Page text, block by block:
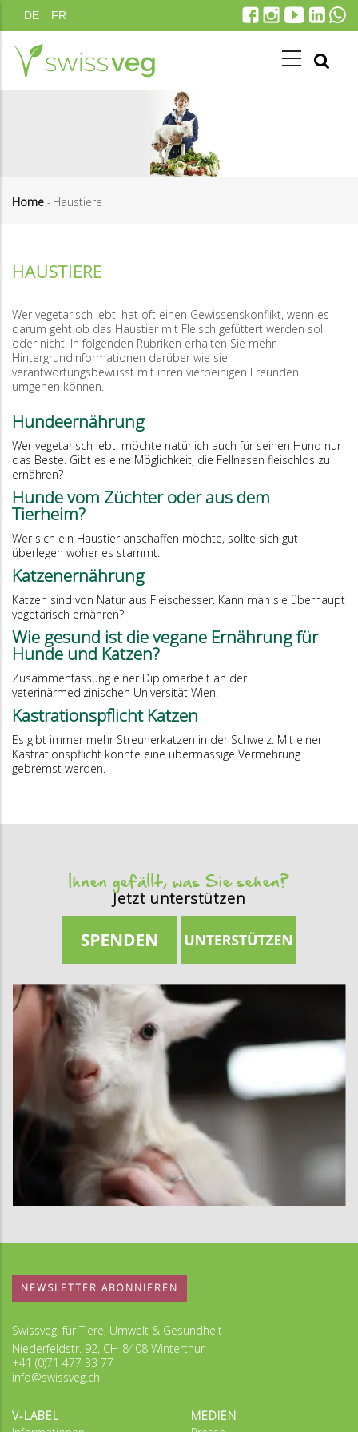
Direkt
zum
Inhalt
DE FR
Home - Haustiere
HAUSTIERE
Wer vegetarisch lebt, hat oft einen Gewissenskonflikt, wenn es
darum geht ob das Haustier mit Fleisch gefüttert werden soll
oder nicht. In folgenden Rubriken erhalten Sie mehr
Hintergrundinformationen darüber wie sie
verantwortungsbewusst mit ihren vierbeinigen Freunden
umgehen können.
Hundeernährung
Wer vegetarisch lebt, möchte natürlich auch für seinen Hund nur
das Beste. Gibt es eine Möglichkeit, die Fellnasen fleischlos zu
ernähren?
Hunde vom Züchter oder aus dem
Tierheim?
Wer sich ein Haustier anschaffen möchte, sollte sich gut
überlegen woher es stammt.
Katzenernährung
Katzen sind von Natur aus Fleischesser. Kann man sie überhaupt
vegetarisch ernähren?
Wie gesund ist die vegane Ernährung für
Hunde und Katzen?
Zusammenfassung einer Diplomarbeit an der
veterinärmedizinischen Universität Wien.
Kastrationspflicht Katzen
Es gibt immer mehr Streunerkatzen in der Schweiz. Mit einer
Kastrationspflicht könnte eine übermässige Vermehrung
gebremst werden.
Ihnen gefällt, was Sie sehen?
Jetzt unterstützen
NEWSLETTER ABONNIEREN
Swissveg, für Tiere, Umwelt & Gesundheit
Niederfeldstr. 92, CH-8408 Winterthur
+41 (0)71 477 33 77
info@swissveg.ch
V-LABEL
MEDIEN